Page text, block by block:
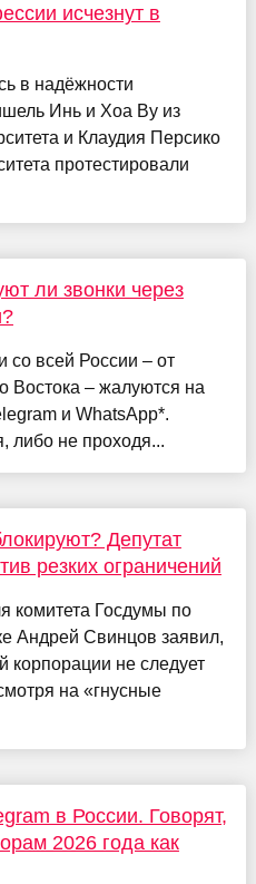
исчезнут в
в надёжности
Инь и Хоа Ву из
и Клаудия Персико
протестировали
ли звонки через
со всей России – от
Востока – жалуются на
и WhatsApp*.
либо не проходя...
Депутат
резких ограничений
комитета Госдумы по
Андрей Свинцов заявил,
корпорации не следует
на «гнусные
в России. Говорят,
2026 года как